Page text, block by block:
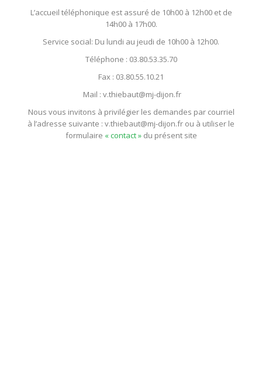
L’accueil téléphonique est assuré de 10h00 à 12h00 et de
14h00 à 17h00.
Service social: Du lundi au jeudi de 10h00 à 12h00.
Téléphone : 03.80.53.35.70
Fax : 03.80.55.10.21
Mail : v.thiebaut@mj-dijon.fr
Nous vous invitons à privilégier les demandes par courriel
à l’adresse suivante : v.thiebaut@mj-dijon.fr ou à utiliser le
formulaire « contact »du présent site